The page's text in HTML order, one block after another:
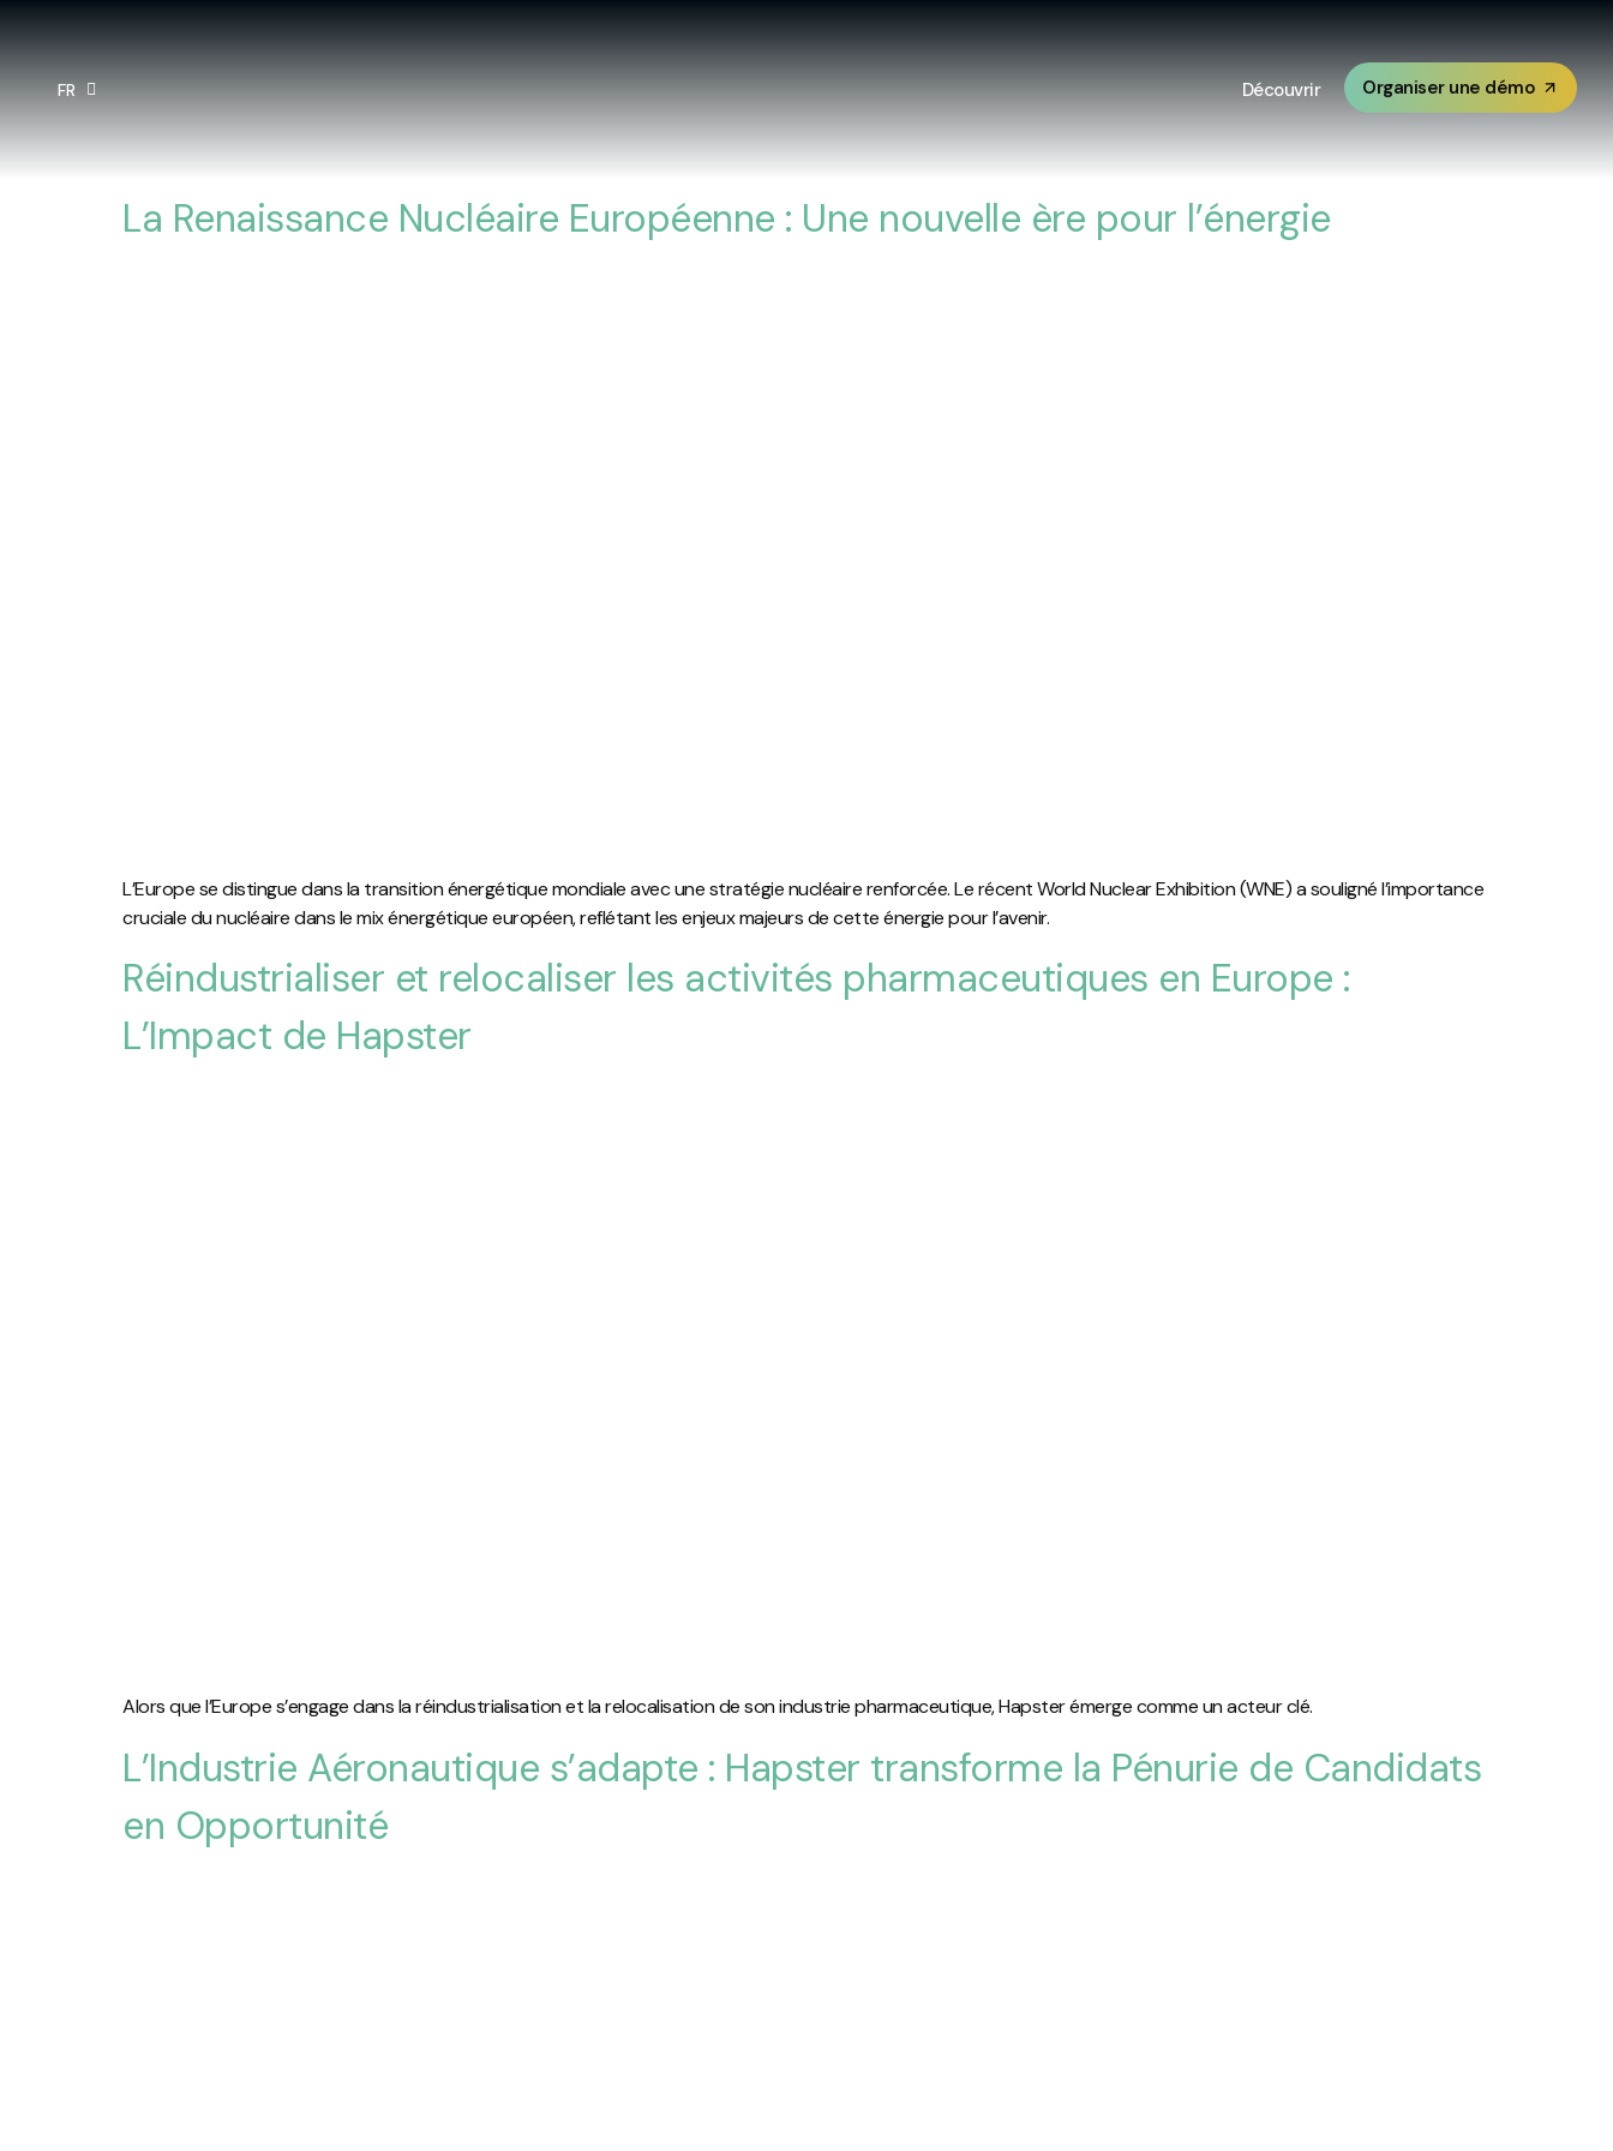
FR
EN Découvrir Organiser une démo
La Renaissance Nucléaire Européenne : Une nouvelle ère pour l’énergie​
L’Europe se distingue dans la transition énergétique mondiale avec une stratégie nucléaire renforcée. Le récent World Nuclear Exhibition (WNE) a souligné l’importance
cruciale du nucléaire dans le mix énergétique européen, reflétant les enjeux majeurs de cette énergie pour l’avenir.
Réindustrialiser et relocaliser les activités pharmaceutiques en Europe :
L’Impact de Hapster
Alors que l’Europe s’engage dans la réindustrialisation et la relocalisation de son industrie pharmaceutique, Hapster émerge comme un acteur clé.
L’Industrie Aéronautique s’adapte : Hapster transforme la Pénurie de Candidats
en Opportunité